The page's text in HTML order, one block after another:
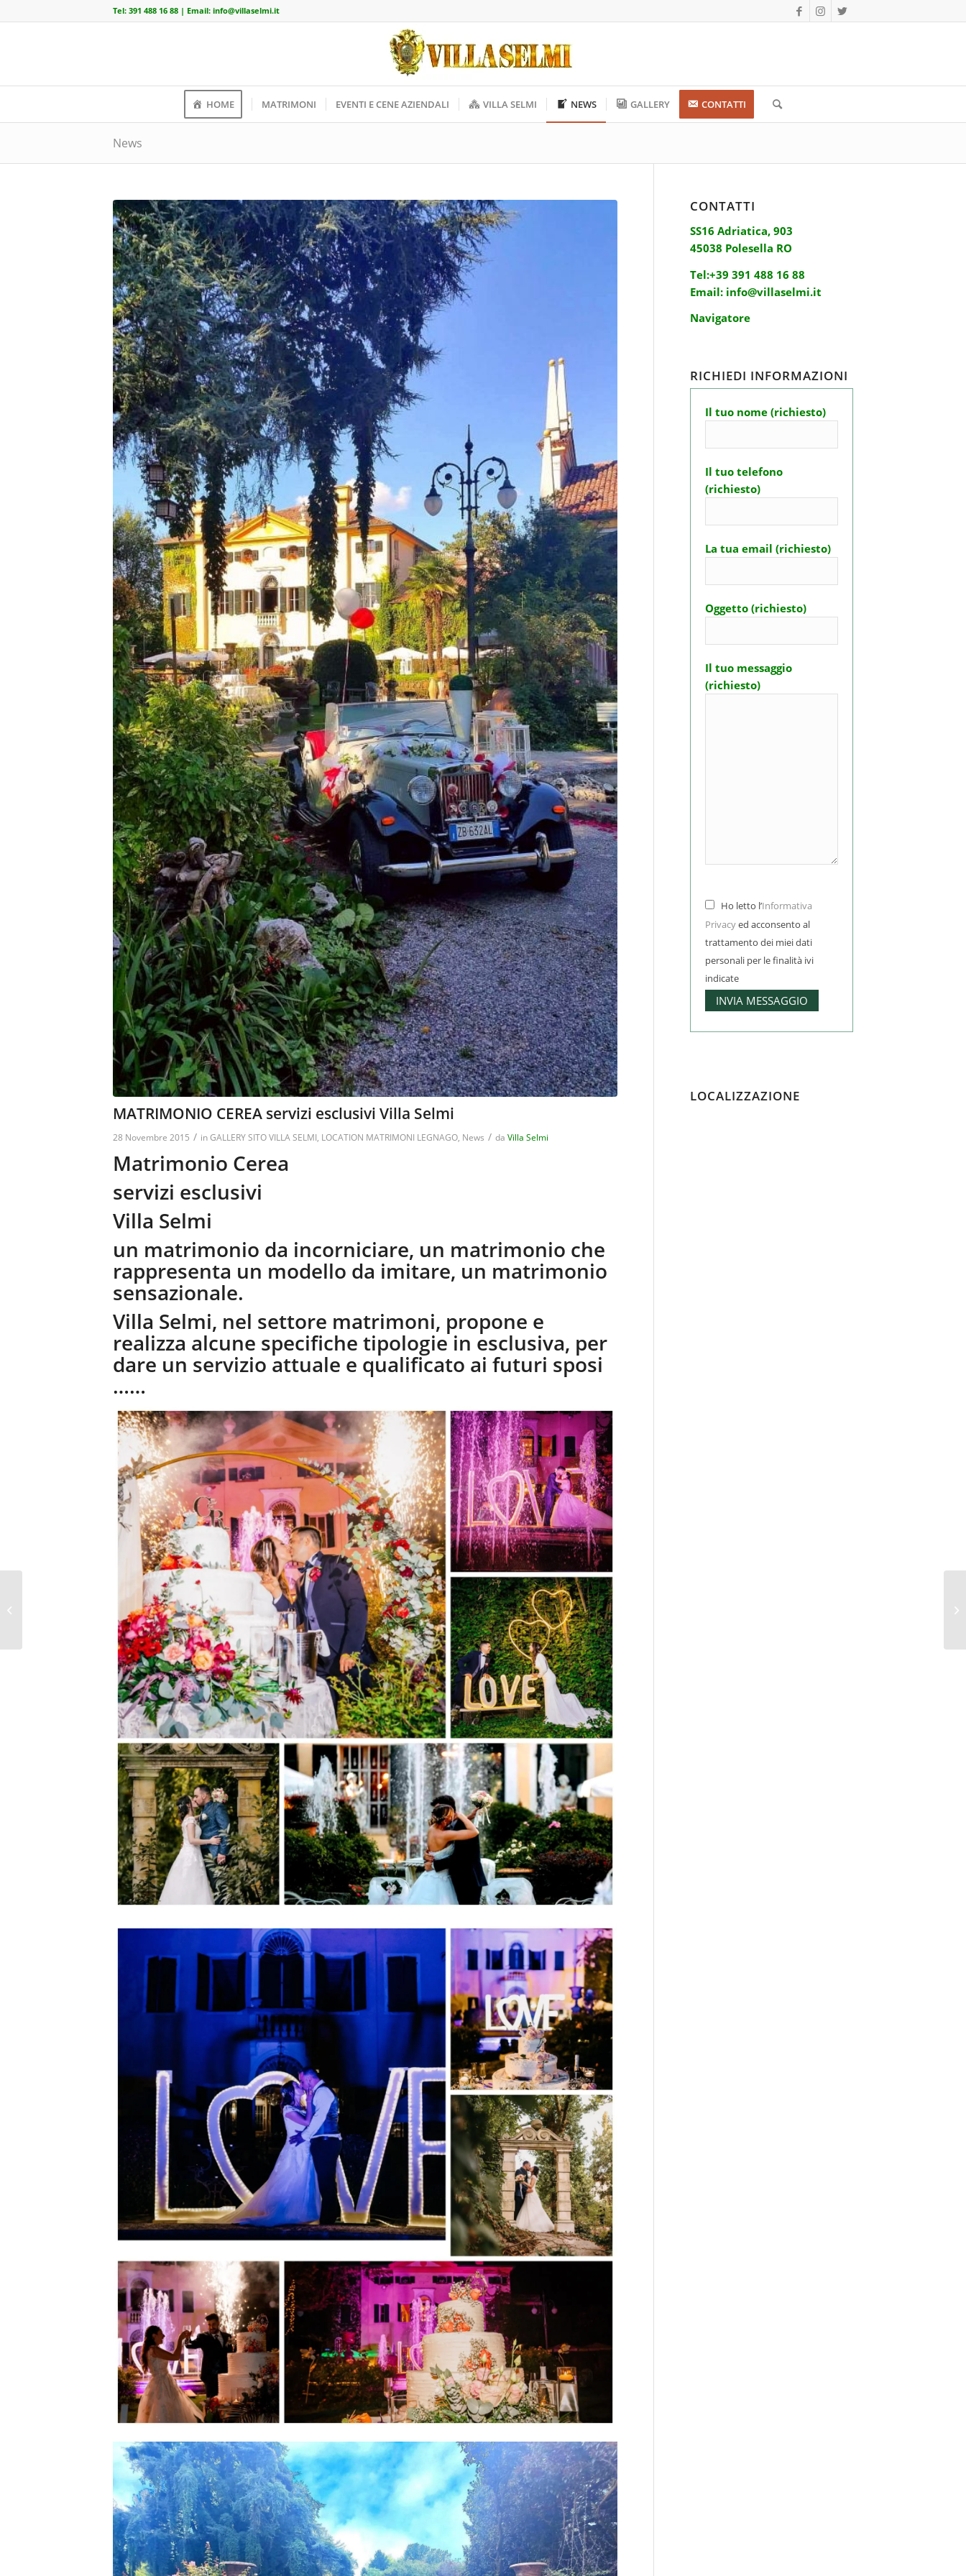
Tel: 391 488 16 88 | Email: info@villaselmi.it
HOME MATRIMONI EVENTI E CENE AZIENDALI VILLA SELMI NEWS GALLERY CONTATTI
News
MATRIMONIO CEREA servizi esclusivi Villa Selmi
28 Novembre 2015 / inGALLERY SITO VILLA SELMI, LOCATION MATRIMONI LEGNAGO, News / da Villa Selmi
Matrimonio Cerea
servizi esclusivi
Villa Selmi
un matrimonio da incorniciare, un matrimonio che
rappresenta un modello da imitare, un matrimonio
sensazionale.
Villa Selmi, nel settore matrimoni, propone e
realizza alcune specifiche tipologie in esclusiva, per
dare un servizio attuale e qualificato ai futuri sposi
……
CONTATTI
SS16 Adriatica, 903
45038 Polesella RO
Tel:+39 391 488 16 88
Email: info@villaselmi.it
Navigatore
RICHIEDI INFORMAZIONI
Il tuo nome (richiesto)
Il tuo telefono
(richiesto)
La tua email (richiesto)
Oggetto (richiesto)
Il tuo messaggio
(richiesto)
Ho letto l’Informativa
Privacyed acconsento al
trattamento dei miei dati
personali per le finalità ivi
indicate
LOCALIZZAZIONE